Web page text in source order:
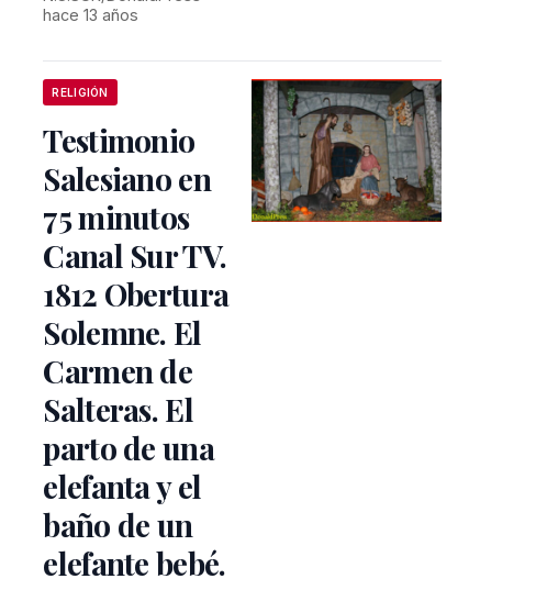
hace 13 años
RELIGIÓN
Testimonio
Salesiano en
75 minutos
Canal Sur TV.
1812 Obertura
Solemne. El
Carmen de
Salteras. El
parto de una
elefanta y el
baño de un
elefante bebé.